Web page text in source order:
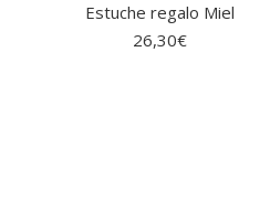
Estuche regalo Miel
26,30€